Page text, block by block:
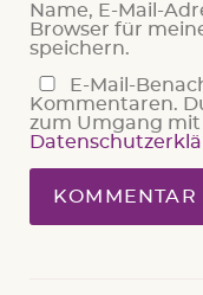
Name, E-Mail-
Browser für
speichern.
E-Mail-
Kommentaren.
zum Umgang